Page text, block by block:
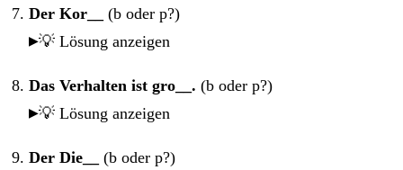
Der Kor__
(b oder p?)
💡 Lösung anzeigen
Das Verhalten ist gro__. (b oder p?)
💡 Lösung anzeigen
Der Die__
(b oder p?)